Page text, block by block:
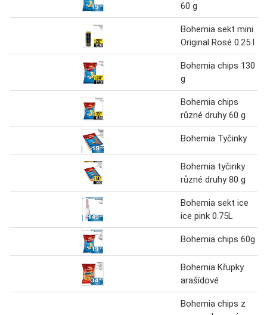
60 g
Bohemia sekt mini
Original Rosé 0.25 l
Bohemia chips 130
g
Bohemia chips
různé druhy 60 g
Bohemia Tyčinky
Bohemia tyčinky
různé druhy 80 g
Bohemia sekt ice
ice pink 0.75L
Bohemia chips 60g
Bohemia Křupky
arašídové
Bohemia chips z